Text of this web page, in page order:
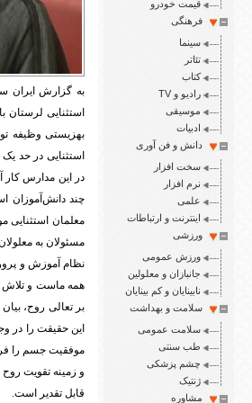
قیمت خودرو
فرهنگی
سینما
تئاتر
کتاب
رادیو و TV
موسیقی
ادبیات
دانش و فن آوری
سخت افزار
نرم افزار
علمی
اینترنت و ارتباطات
ورزشی
ورزش عمومی
جانبازان و معلولین
نابینایان و کم بینایان
سلامت و بهداشت
سلامت عمومی
طب سنتی
چشم پزشکی
ژنتیک
مشاوره
به گزارش ایران
استثنایی لرستان
بهزیستی وظیفه
استثنایی در حد
در این مدارس کار
چند دانش‌آموزان
معلمان استثنایی
مسئولان به
نظام آموزش و
همه ماست و تلاش
بر تعالی روح،
این حقیقت را در
موفقیت جسم را
و زمینه تقویت
قابل تقدیر است.